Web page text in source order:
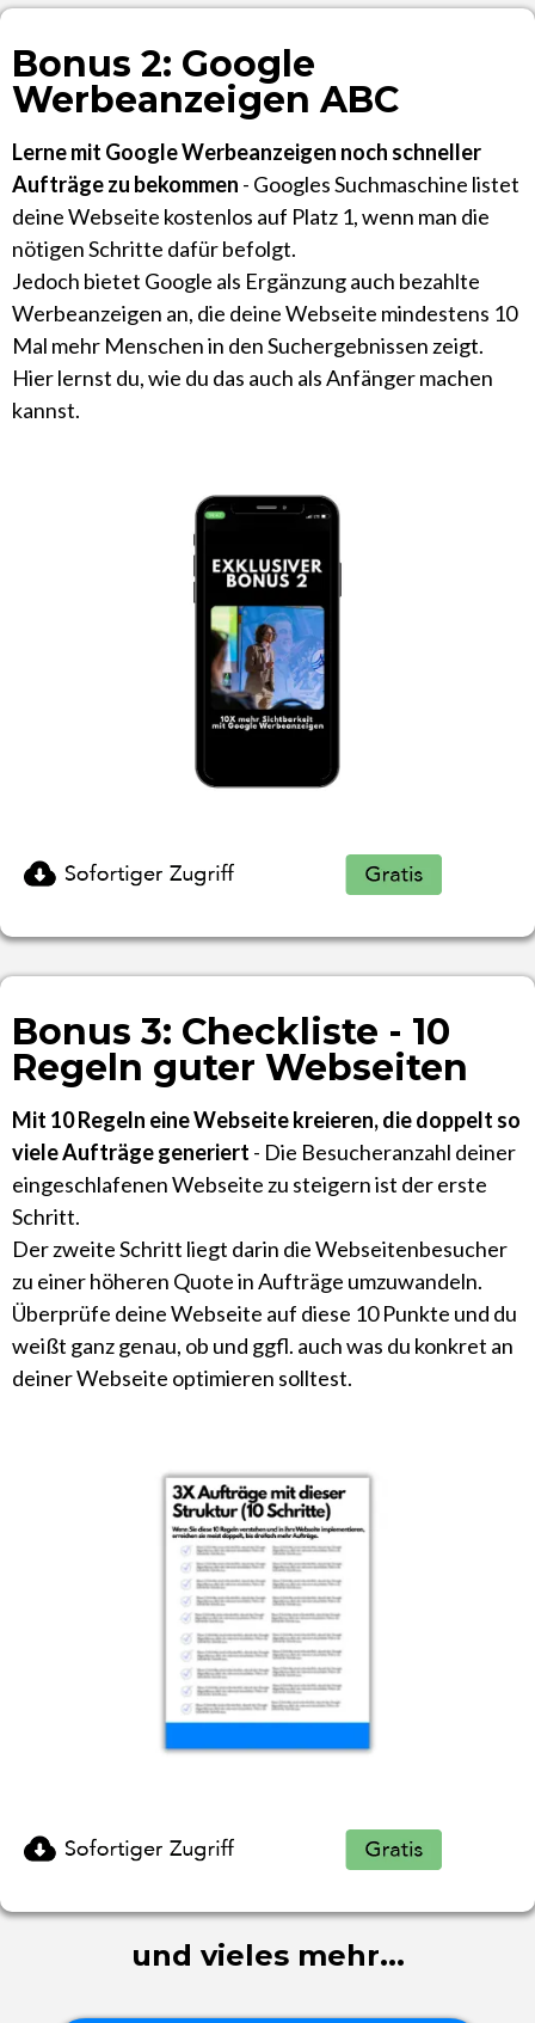
Bonus 2: Google
Werbeanzeigen ABC
Lerne mit Google Werbeanzeigen noch schneller
Aufträge zu bekommen - Googles Suchmaschine listet
deine Webseite kostenlos auf Platz 1, wenn man die
nötigen Schritte dafür befolgt.
Jedoch bietet Google als Ergänzung auch bezahlte
Werbeanzeigen an, die deine Webseite mindestens 10
Mal mehr Menschen in den Suchergebnissen zeigt.
Hier lernst du, wie du das auch als Anfänger machen
kannst.
Bonus 3: Checkliste - 10
Regeln guter Webseiten
Mit 10 Regeln eine Webseite kreieren, die doppelt so
viele Aufträge generiert - Die Besucheranzahl deiner
eingeschlafenen Webseite zu steigern ist der erste
Schritt.
Der zweite Schritt liegt darin die Webseitenbesucher
zu einer höheren Quote in Aufträge umzuwandeln.
Überprüfe deine Webseite auf diese 10 Punkte und du
weißt ganz genau, ob und ggfl. auch was du konkret an
deiner Webseite optimieren solltest.
und vieles mehr...